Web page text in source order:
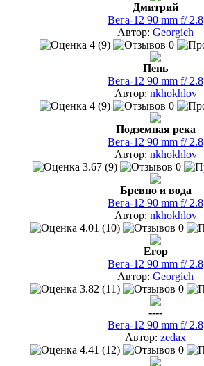
Дмитрий
Вега-12 90 mm f/ 2.8
Автор: Georgich
4 (9)
0
Пень
Вега-12 90 mm f/ 2.8
Автор: nkhokhlov
4 (9)
0
Подземная река
Вега-12 90 mm f/ 2.8
Автор: nkhokhlov
3.67 (9)
0
Бревно и вода
Вега-12 90 mm f/ 2.8
Автор: nkhokhlov
4.01 (10)
0
Егор
Вега-12 90 mm f/ 2.8
Автор: Georgich
3.82 (11)
0
----
Вега-12 90 mm f/ 2.8
Автор: zedax
4.41 (12)
0